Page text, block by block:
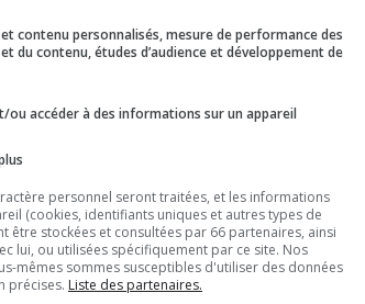
contenu personnalisés, mesure de performance des
du contenu, études d’audience et développement de
ou accéder à des informations sur un appareil
personnel seront traitées, et les informations
(cookies, identifiants uniques et autres types de
être stockées et consultées par 66 partenaires, ainsi
lui, ou utilisées spécifiquement par ce site. Nos
mêmes sommes susceptibles d'utiliser des données
précises. Liste des partenaires.